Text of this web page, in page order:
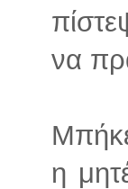
να
η